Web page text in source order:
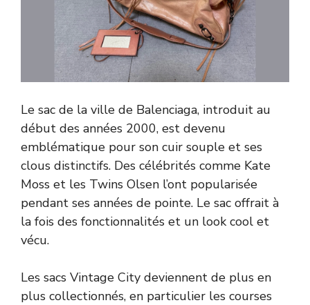
Le sac de la ville de Balenciaga, introduit au
début des années 2000, est devenu
emblématique pour son cuir souple et ses
clous distinctifs. Des célébrités comme Kate
Moss et les Twins Olsen l’ont popularisée
pendant ses années de pointe. Le sac offrait à
la fois des fonctionnalités et un look cool et
vécu.
Les sacs Vintage City deviennent de plus en
plus collectionnés, en particulier les courses